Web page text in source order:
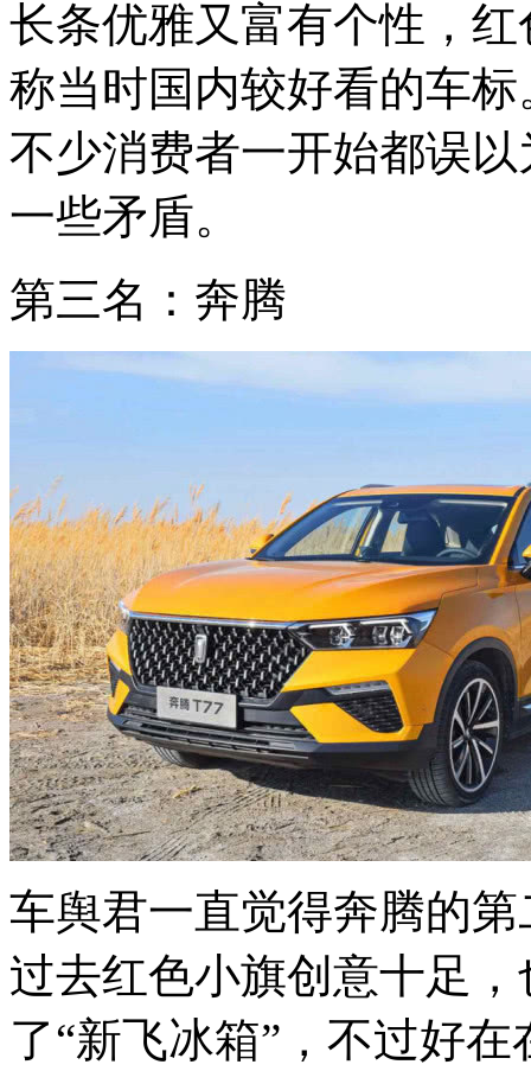
长条优雅又富有个性，
称当时国内较好看的车
不少消费者一开始都误
一些矛盾。
第三名：奔腾
车舆君一直觉得奔腾的
过去红色小旗创意十足
了“新飞冰箱”，不过好